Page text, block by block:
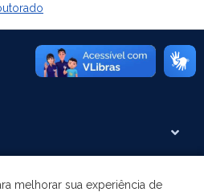
melhorar sua experiência de